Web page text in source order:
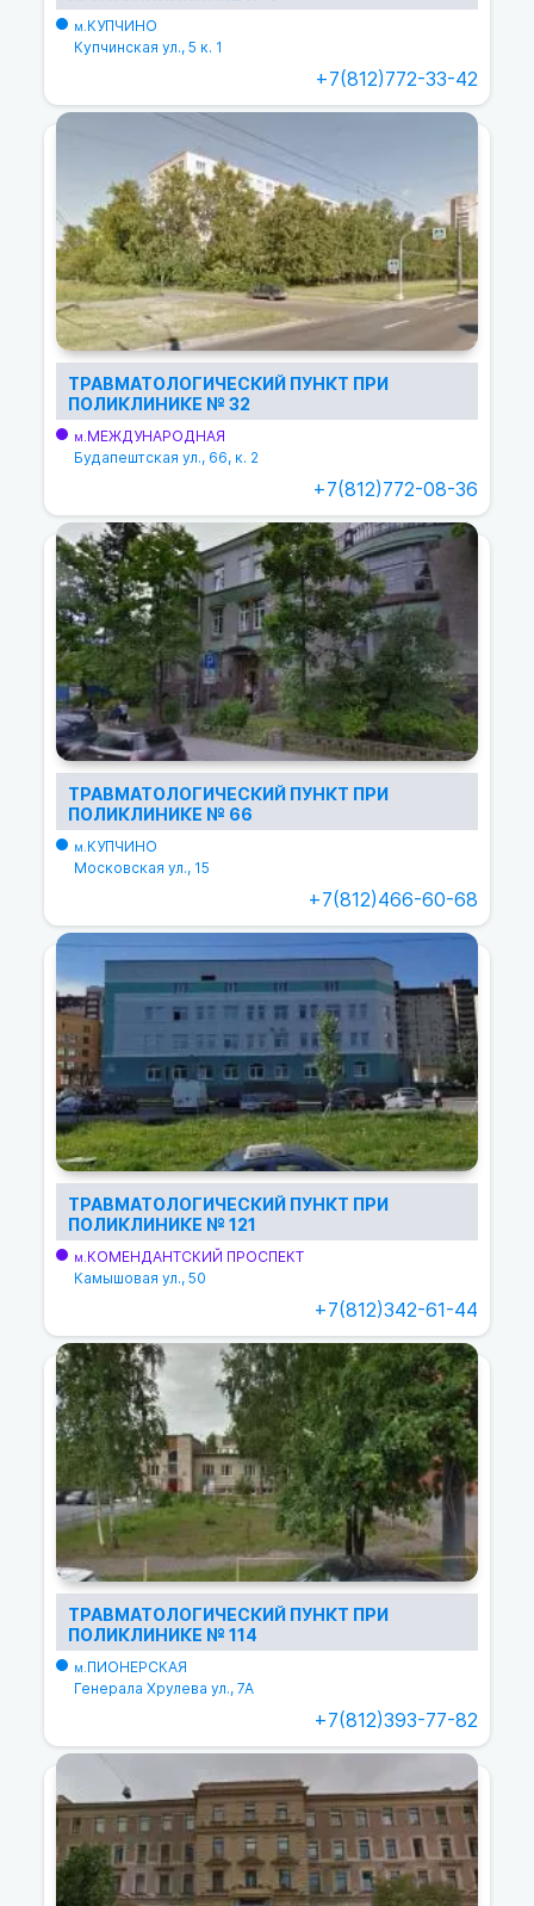
м.КУПЧИНО
Купчинская ул., 5 к. 1
+7(812)772-33-42
ТРАВМАТОЛОГИЧЕСКИЙ ПУНКТ ПРИ
ПОЛИКЛИНИКЕ № 32
м.МЕЖДУНАРОДНАЯ
Будапештская ул., 66, к. 2
+7(812)772-08-36
ТРАВМАТОЛОГИЧЕСКИЙ ПУНКТ ПРИ
ПОЛИКЛИНИКЕ № 66
м.КУПЧИНО
Московская ул., 15
+7(812)466-60-68
ТРАВМАТОЛОГИЧЕСКИЙ ПУНКТ ПРИ
ПОЛИКЛИНИКЕ № 121
м.КОМЕНДАНТСКИЙ ПРОСПЕКТ
Камышовая ул., 50
+7(812)342-61-44
ТРАВМАТОЛОГИЧЕСКИЙ ПУНКТ ПРИ
ПОЛИКЛИНИКЕ № 114
м.ПИОНЕРСКАЯ
Генерала Хрулева ул., 7А
+7(812)393-77-82